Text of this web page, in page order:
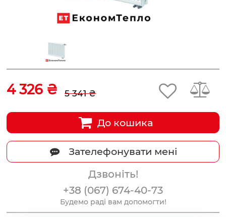
4 326 ₴ 5 341 ₴
До кошика
Зателефонувати мені
Дзвоніть!
+38 (067) 674-40-73
Будемо раді вам допомогти!